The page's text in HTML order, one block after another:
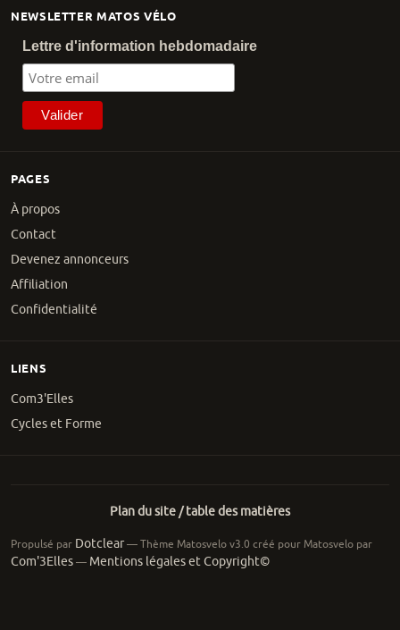
PAGES
À propos
Contact
Devenez annonceurs
Affiliation
Confidentialité
NEWSLETTER MATOS VÉLO
Lettre d'information hebdomadaire
LIENS
Com3'Elles
Cycles et Forme
Plan du site / table des matières
Propulsé par Dotclear— Thème Matosvelo v3.0 créé pour Matosvelo par
Com'3Elles— Mentions légales et Copyright©